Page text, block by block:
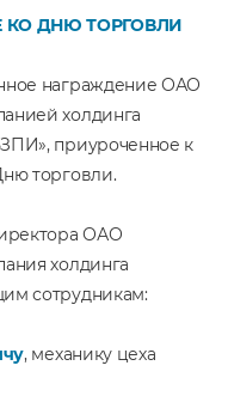
КО ДНЮ ТОРГОВЛИ
награждение ОАО
холдинга
приуроченное к
торговли.
ОАО
холдинга
сотрудникам:
, механику цеха